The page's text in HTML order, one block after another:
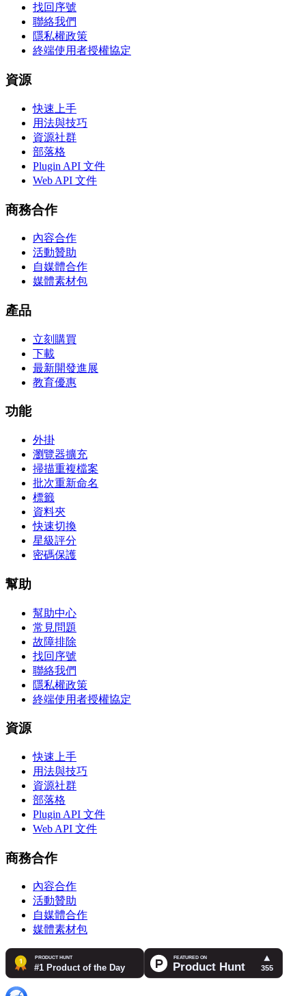
找回序號
聯絡我們
隱私權政策
終端使用者授權協定
資源
快速上手
用法與技巧
資源社群
部落格
Plugin API 文件
Web API 文件
商務合作
內容合作
活動贊助
自媒體合作
媒體素材包
產品
立刻購買
下載
最新開發進展
教育優惠
功能
外掛
瀏覽器擴充
掃描重複檔案
批次重新命名
標籤
資料夾
快速切換
星級評分
密碼保護
幫助
幫助中心
常見問題
故障排除
找回序號
聯絡我們
隱私權政策
終端使用者授權協定
資源
快速上手
用法與技巧
資源社群
部落格
Plugin API 文件
Web API 文件
商務合作
內容合作
活動贊助
自媒體合作
媒體素材包